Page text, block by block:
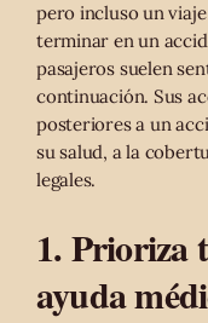
pero incluso un
terminar en un
pasajeros suelen
continuación. Sus
posteriores a un
su salud, a la
legales.
1. Prioriza
ayuda